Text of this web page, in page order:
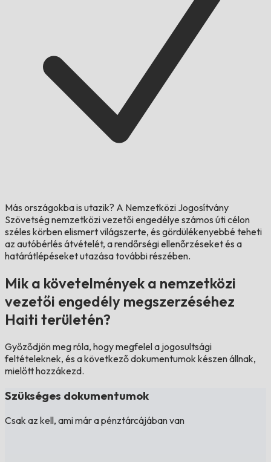
Más országokba is utazik? A Nemzetközi Jogosítvány
Szövetség nemzetközi vezetői engedélye számos úti célon
széles körben elismert világszerte, és gördülékenyebbé teheti
az autóbérlés átvételét, a rendőrségi ellenőrzéseket és a
határátlépéseket utazása további részében.
Mik a követelmények a nemzetközi
vezetői engedély megszerzéséhez
Haiti területén?
Győződjön meg róla, hogy megfelel a jogosultsági
feltételeknek, és a következő dokumentumok készen állnak,
mielőtt hozzákezd.
Szükséges dokumentumok
Csak az kell, ami már a pénztárcájában van